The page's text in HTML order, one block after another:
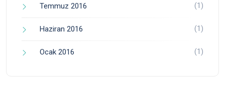
Temmuz 2016 (1)
Haziran 2016 (1)
Ocak 2016 (1)